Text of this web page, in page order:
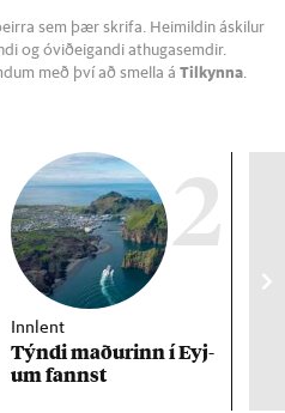
sem þær skrifa. Heimildin áskilur
og óviðeigandi athugasemdir.
með því að smella á Tilkynna
2
Innlent
Týndi mað­ur­inn í Eyj­
um fannst